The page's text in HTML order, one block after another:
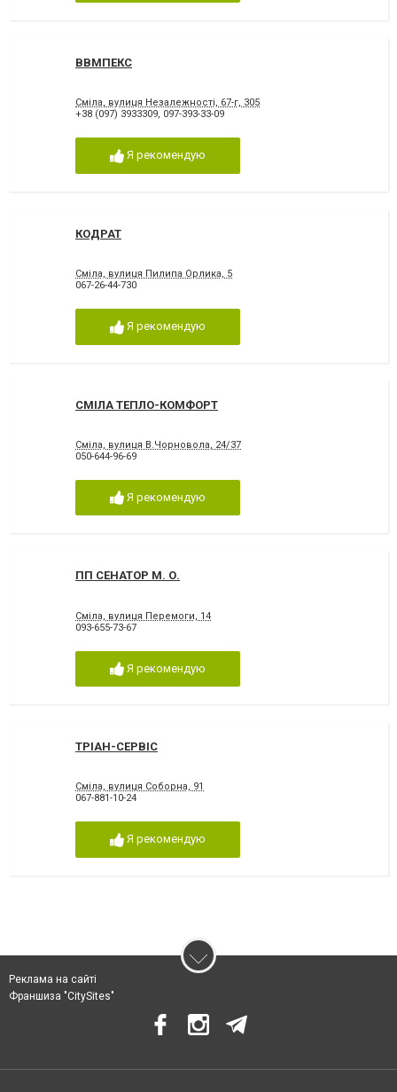
ВВМПЕКС
Сміла, вулиця Незалежності, 67-г, 305
+38 (097) 3933309, 097-393-33-09
Я рекомендую
КОДРАТ
Сміла, вулиця Пилипа Орлика, 5
067-26-44-730
Я рекомендую
СМІЛА ТЕПЛО-КОМФОРТ
Сміла, вулиця В.Чорновола, 24/37
050-644-96-69
Я рекомендую
ПП СЕНАТОР М. О.
Сміла, вулиця Перемоги, 14
093-655-73-67
Я рекомендую
ТРІАН-СЕРВІС
Сміла, вулиця Соборна, 91
067-881-10-24
Я рекомендую
Реклама на сайті
Франшиза "CitySites"